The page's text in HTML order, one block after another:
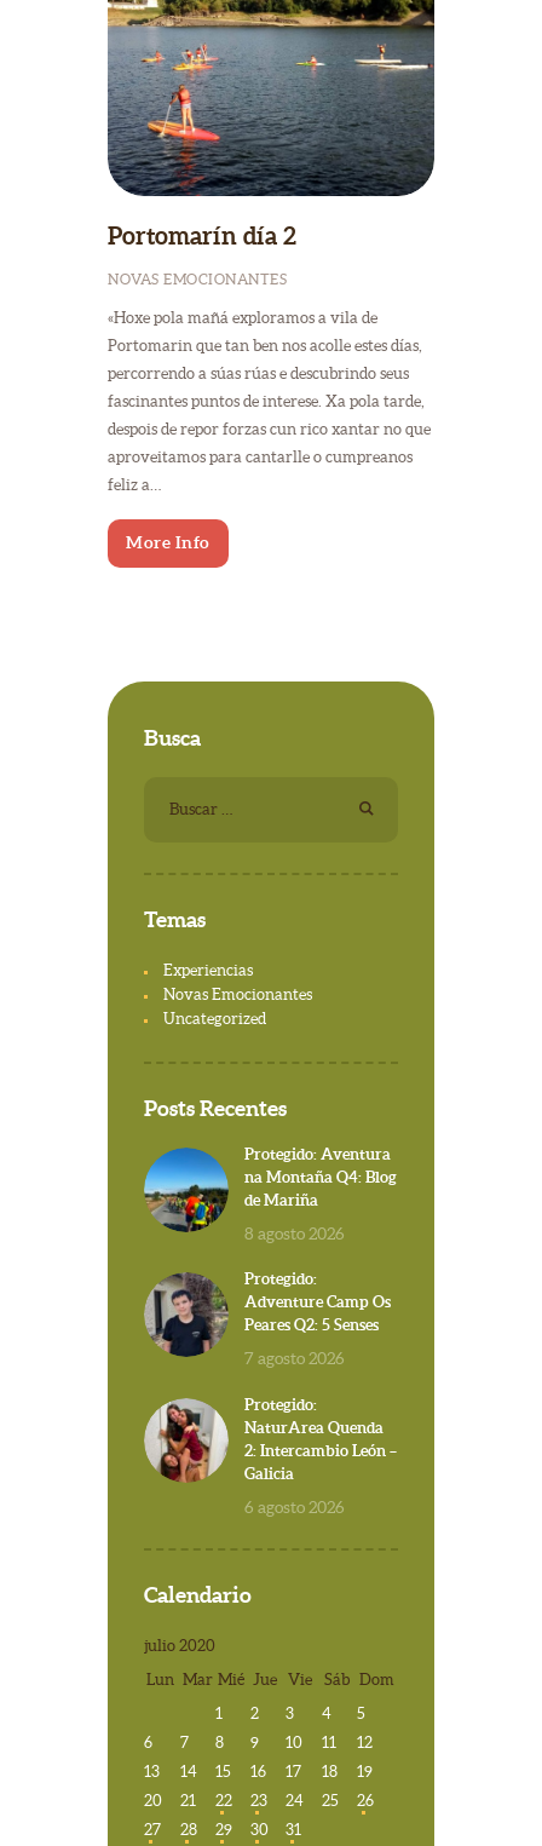
Portomarín día 2
NOVAS EMOCIONANTES
«Hoxe pola mañá exploramos a vila de
Portomarin que tan ben nos acolle estes días,
percorrendo a súas rúas e descubrindo seus
fascinantes puntos de interese. Xa pola tarde,
despois de repor forzas cun rico xantar no que
aproveitamos para cantarlle o cumpreanos
feliz a…
More Info
Busca
Temas
Experiencias
Novas Emocionantes
Uncategorized
Posts Recentes
Protegido: Aventura
na Montaña Q4: Blog
de Mariña
8 agosto 2026
Protegido:
Adventure Camp Os
Peares Q2: 5 Senses
7 agosto 2026
Protegido:
NaturArea Quenda
2: Intercambio León –
Galicia
6 agosto 2026
Calendario
julio 2020
Lun Mar Mié Jue Vie Sáb Dom
1
2 3 4
5
6
7 8 9 10 11
12
13
14 15 16 17 18
19
20
21 22 23 24 25
26
27
28 29 30
31